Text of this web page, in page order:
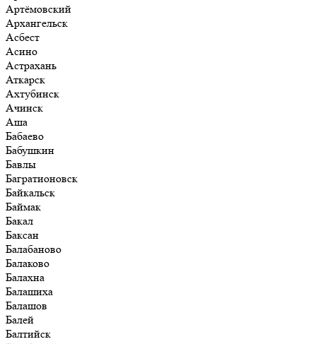
Артёмовский
Архангельск
Асбест
Асино
Астрахань
Аткарск
Ахтубинск
Ачинск
Аша
Бабаево
Бабушкин
Бавлы
Багратионовск
Байкальск
Баймак
Бакал
Баксан
Балабаново
Балаково
Балахна
Балашиха
Балашов
Балей
Балтийск